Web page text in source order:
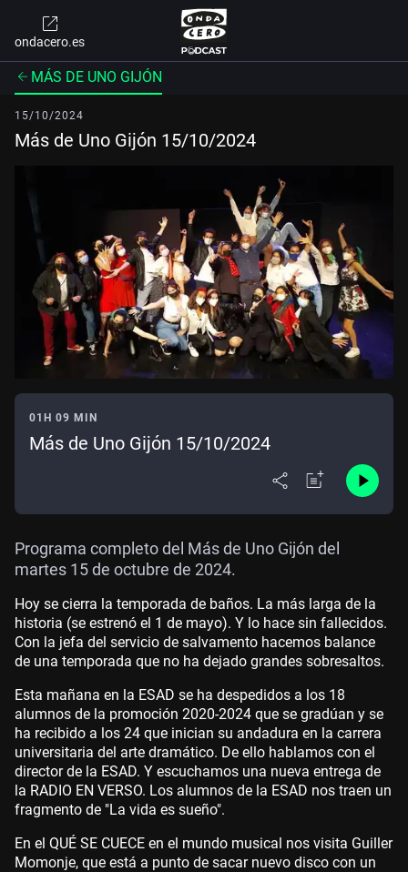
ondacero.es
MÁS DE UNO GIJÓN
15/10/2024
Más de Uno Gijón 15/10/2024
01H 09 MIN
Más de Uno Gijón 15/10/2024
Programa completo del Más de Uno Gijón del
martes 15 de octubre de 2024.
Hoy se cierra la temporada de baños. La más larga de la
historia (se estrenó el 1 de mayo). Y lo hace sin fallecidos.
Con la jefa del servicio de salvamento hacemos balance
de una temporada que no ha dejado grandes sobresaltos.
Esta mañana en la ESAD se ha despedidos a los 18
alumnos de la promoción 2020-2024 que se gradúan y se
ha recibido a los 24 que inician su andadura en la carrera
universitaria del arte dramático. De ello hablamos con el
director de la ESAD. Y escuchamos una nueva entrega de
la RADIO EN VERSO. Los alumnos de la ESAD nos traen un
fragmento de "La vida es sueño".
En el QUÉ SE CUECE en el mundo musical nos visita Guiller
Momonje, que está a punto de sacar nuevo disco con un